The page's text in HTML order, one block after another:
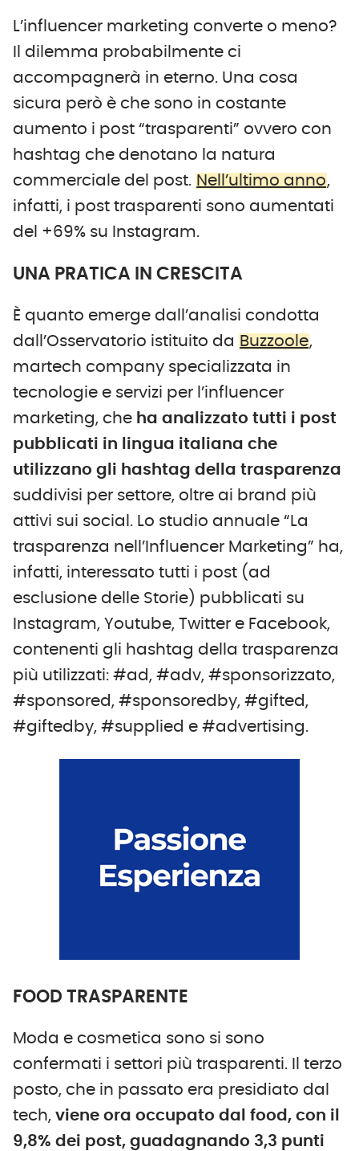
L’influencer marketing converte o meno?
Il dilemma probabilmente ci
accompagnerà in eterno. Una cosa
sicura però è che sono in costante
aumento i post “trasparenti” ovvero con
hashtag che denotano la natura
commerciale del post. Nell’ultimo anno,
infatti, i post trasparenti sono aumentati
del +69% su Instagram.
UNA PRATICA IN CRESCITA
È quanto emerge dall’analisi condotta
dall’Osservatorio istituito da Buzzoole,
martech company specializzata in
tecnologie e servizi per l’influencer
marketing, che ha analizzato tutti i post
pubblicati in lingua italiana che
utilizzano gli hashtag della trasparenza
suddivisi per settore, oltre ai brand più
attivi sui social. Lo studio annuale “La
trasparenza nell’Influencer Marketing” ha,
infatti, interessato tutti i post (ad
esclusione delle Storie) pubblicati su
Instagram, Youtube, Twitter e Facebook,
contenenti gli hashtag della trasparenza
più utilizzati: #ad, #adv, #sponsorizzato,
#sponsored, #sponsoredby, #gifted,
#giftedby, #supplied e #advertising.
FOOD TRASPARENTE
Moda e cosmetica sono si sono
confermati i settori più trasparenti. Il terzo
posto, che in passato era presidiato dal
tech, viene ora occupato dal food, con il
9,8% dei post, guadagnando 3,3 punti